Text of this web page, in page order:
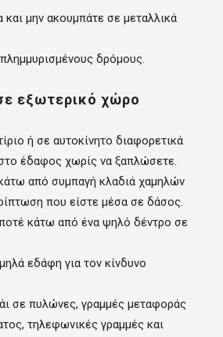
και μην ακουμπάτε σε μεταλλικά
δρόμους.
εξωτερικό χώρο
ή σε αυτοκίνητο διαφορετικά
έδαφος χωρίς να ξαπλώσετε.
από συμπαγή κλαδιά χαμηλών
που είστε μέσα σε δάσος.
κάτω από ένα ψηλό δέντρο σε
εδάφη για τον κίνδυνο
σε πυλώνες, γραμμές μεταφοράς
τηλεφωνικές γραμμές και